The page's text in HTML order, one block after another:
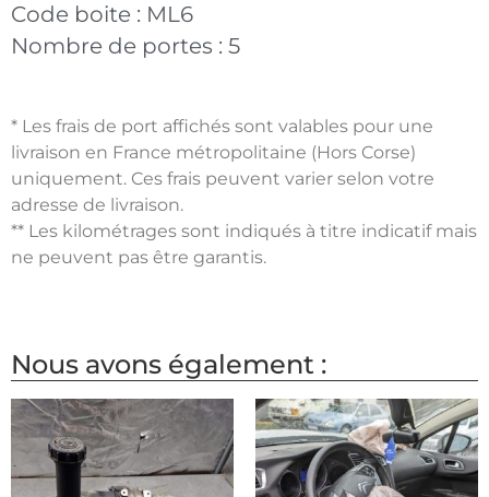
Code boite : ML6
Nombre de portes : 5
* Les frais de port affichés sont valables pour une
livraison en France métropolitaine (Hors Corse)
uniquement. Ces frais peuvent varier selon votre
adresse de livraison.
** Les kilométrages sont indiqués à titre indicatif mais
ne peuvent pas être garantis.
Nous avons également :